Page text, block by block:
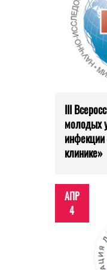
III
молодых
инфекции
клинике»
АПР
4